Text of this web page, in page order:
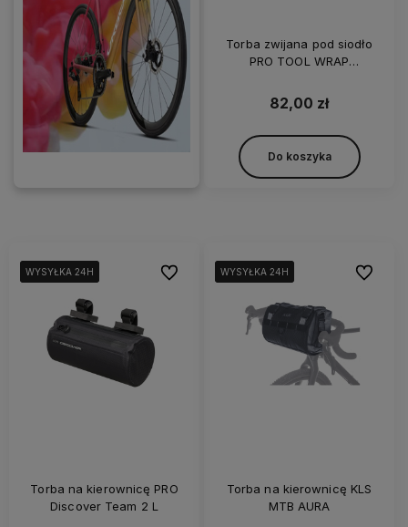
Torba zwijana pod siodło
PRO TOOL WRAP
82,00 zł
Do koszyka
WYSYŁKA 24H
WYSYŁKA 24H
WYSYŁKA 24H
Torba na kierownicę PRO
Discover Team 2 L
Do ulubionychWYSYŁKA 24H
WYSYŁKA 24H
WYSYŁKA 24H
Torba na kierownicę KLS
MTB AURA
Do